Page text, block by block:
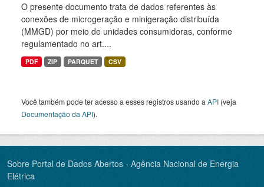
O presente documento trata de dados referentes às
conexões de microgeração e minigeração distribuída
(MMGD) por meio de unidades consumidoras, conforme
regulamentado no art....
PDF ZIP PARQUET CSV
Você também pode ter acesso a esses registros usando a API (veja
Documentação da API).
Sobre Portal de Dados Abertos - Agência Nacional de Energia
Elétrica